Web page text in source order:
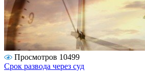
Просмотров 10499
Срок развода через суд